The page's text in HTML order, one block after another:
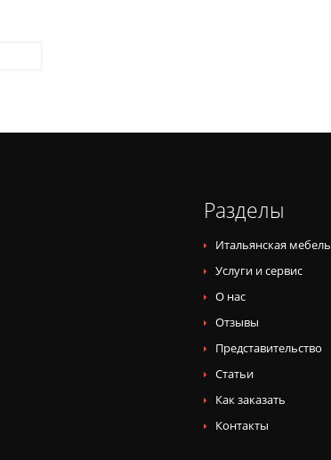
Разделы
Итальянская мебель
Услуги и сервис
О нас
Отзывы
Представительство
Статьи
Как заказать
Контакты